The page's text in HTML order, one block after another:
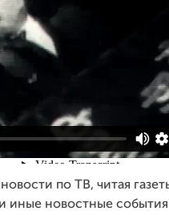
по ТВ, читая
иные новостные